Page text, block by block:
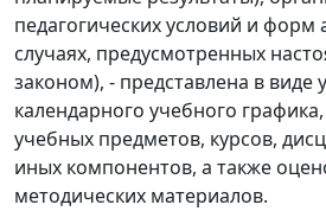
педагогических условий и форм
случаях, предусмотренных
законом), - представлена в виде
календарного учебного
учебных предметов, курсов,
иных компонентов, а также
методических материалов.